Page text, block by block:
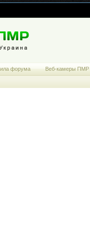
форума Веб-камеры ПМР